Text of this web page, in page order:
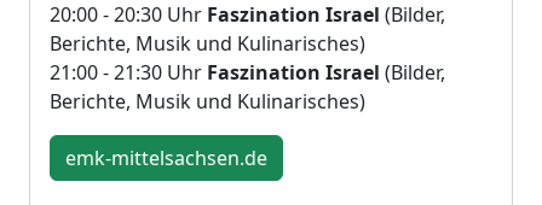
20:00 - 20:30 Uhr Faszination Israel (Bilder,
Berichte, Musik und Kulinarisches)
21:00 - 21:30 Uhr Faszination Israel (Bilder,
Berichte, Musik und Kulinarisches)
emk-mittelsachsen.de